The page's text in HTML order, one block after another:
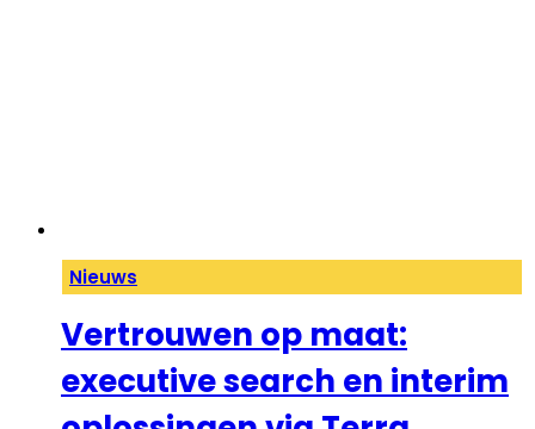
Nieuws
Vertrouwen op maat:
executive search en interim